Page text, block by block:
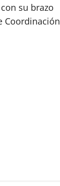
su brazo
Coordinación